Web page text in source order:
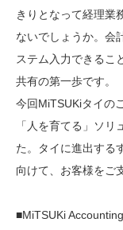
きりとなって経理業
ないでしょうか。会
ステム入力できるこ
共有の第一歩です。
今回MiTSUKiタイの
「人を育てる」ソ
た。タイに進出する
向けて、お客様をご
■MiTSUKi